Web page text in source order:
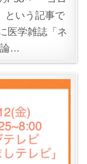
という記事で
医学雑誌「ネ
論…